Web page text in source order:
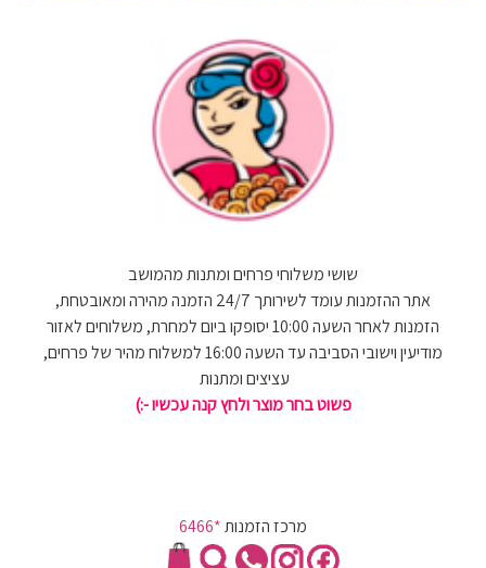
שושי משלוחי פרחים ומתנות מהמושב
אתר ההזמנות עומד לשירותך 24/7 הזמנה מהירה ומאובטחת,
הזמנות לאחר השעה 10:00 יסופקו ביום למחרת, משלוחים לאזור
מודיעין וישובי הסביבה עד השעה 16:00 למשלוח מהיר של פרחים,
עציצים ומתנות
פשוט בחר מוצר ולחץ קנה עכשיו -:)
מרכז הזמנות*6466